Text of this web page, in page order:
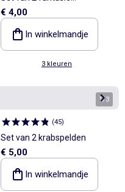
krabklemmen
€ 4,00
In winkelmandje
3 kleuren
1/3
(45)
Set van 2 krabspelden
€ 5,00
In winkelmandje